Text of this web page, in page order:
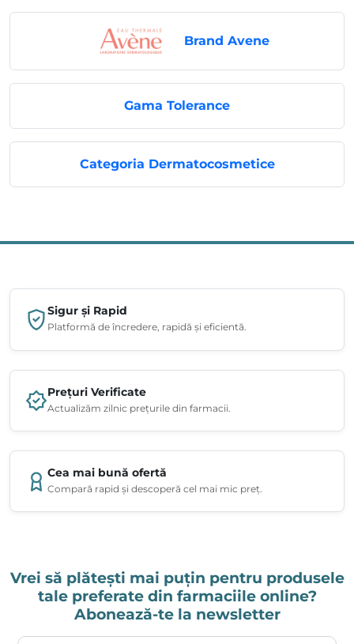
Brand Avene
Gama Tolerance
Categoria Dermatocosmetice
Sigur și Rapid
Platformă de încredere, rapidă și eficientă.
Prețuri Verificate
Actualizăm zilnic prețurile din farmacii.
Cea mai bună ofertă
Compară rapid și descoperă cel mai mic preț.
Vrei să plătești mai puțin pentru produsele
tale preferate din farmaciile online?
Abonează-te la newsletter